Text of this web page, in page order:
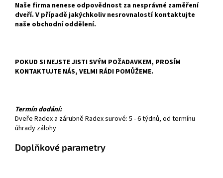
Naše firma nenese odpovědnost za nesprávné zaměření
dveří. V případě jakýchkoliv nesrovnalostí kontaktujte
naše obchodní oddělení.
POKUD SI NEJSTE JISTI SVÝM POŽADAVKEM, PROSÍM
KONTAKTUJTE NÁS, VELMI RÁDI POMŮŽEME.
Termín dodání:
Dveře Radex a zárubně Radex surové: 5 - 6 týdnů, od termínu
úhrady zálohy
Doplňkové parametry